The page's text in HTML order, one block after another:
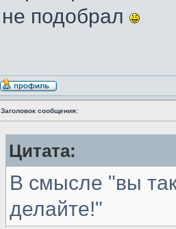
не подобрал
Заголовок сообщения:
Цитата:
В смысле "вы
делайте!"